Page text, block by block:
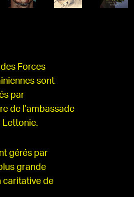
Forces
sont
par
de l’ambassade
Lettonie.
gérés par
grande
caritative de